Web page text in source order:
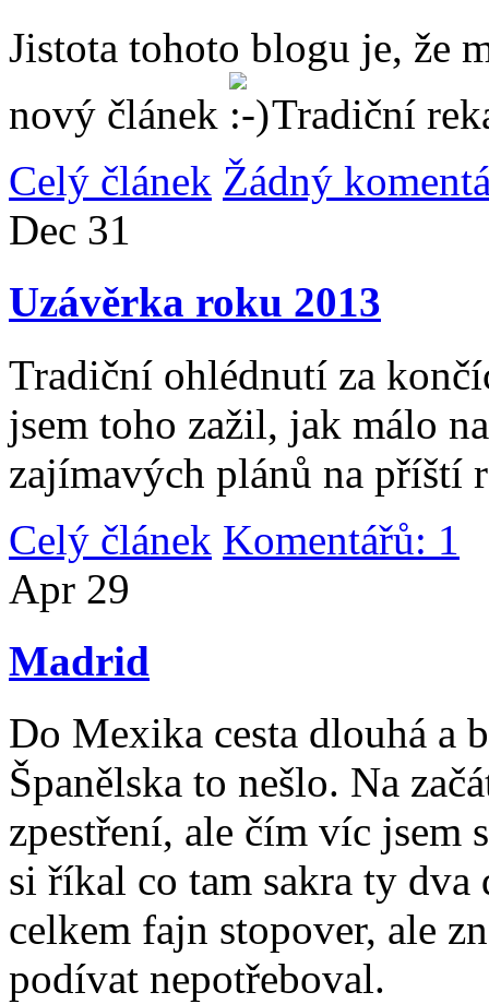
Jistota tohoto blogu je, že
nový článek
Tradiční
Celý článek Žádný
Dec 31
Uzávěrka roku 2013
Tradiční ohlédnutí za
jsem toho zažil, jak málo
zajímavých plánů na příští
Celý článek Komentářů: 1
Apr 29
Madrid
Do Mexika cesta dlouhá a
Španělska to nešlo. Na
zpestření, ale čím víc jsem
si říkal co tam sakra ty
celkem fajn stopover, ale
podívat nepotřeboval.